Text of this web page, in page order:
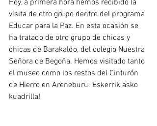
Hoy, a primera hora hemos recibido la
visita de otro grupo dentro del programa
Educar para la Paz. En esta ocasión se
ha tratado de otro grupo de chicas y
chicas de Barakaldo, del colegio Nuestra
Señora de Begoña. Hemos visitado tanto
el museo como los restos del Cinturón
de Hierro en Areneburu. Eskerrik asko
kuadrilla!